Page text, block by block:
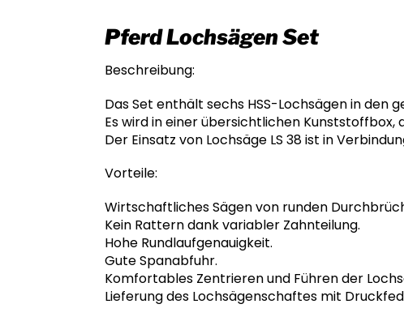
Pferd Lochsägen Set
Beschreibung:
Das Set enthält sechs HSS-Lochsägen in
Es wird in einer übersichtlichen Kunststoffbox,
Der Einsatz von Lochsäge LS 38 ist in
Vorteile:
Wirtschaftliches Sägen von runden
Kein Rattern dank variabler Zahnteilung.
Hohe Rundlaufgenauigkeit.
Gute Spanabfuhr.
Komfortables Zentrieren und Führen der
Lieferung des Lochsägenschaftes mit